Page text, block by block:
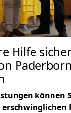
Hilfe
können
erschwinglichen